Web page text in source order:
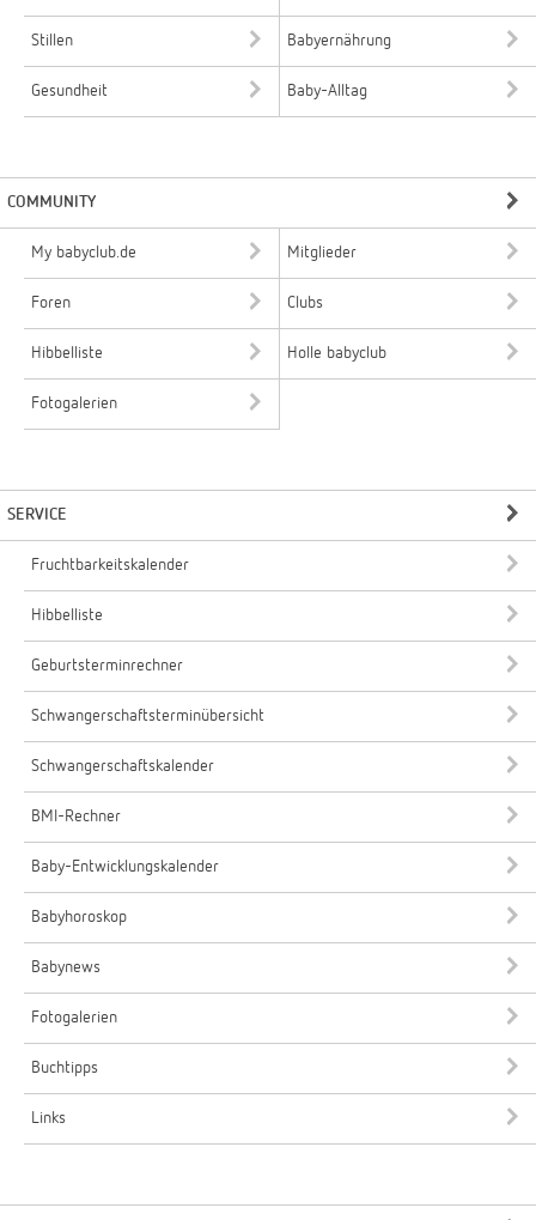
Stillen Babyernährung
Gesundheit Baby-Alltag
COMMUNITY
My babyclub.de Mitglieder
Foren Clubs
Hibbelliste Holle babyclub
Fotogalerien
SERVICE
Fruchtbarkeitskalender
Hibbelliste
Geburtsterminrechner
Schwangerschaftsterminübersicht
Schwangerschaftskalender
BMI-Rechner
Baby-Entwicklungskalender
Babyhoroskop
Babynews
Fotogalerien
Buchtipps
Links